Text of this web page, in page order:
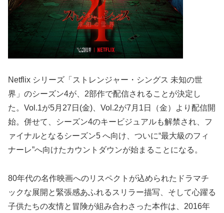
Netflix シリーズ「ストレンジャー・シングス 未知の世
界」のシーズン4が、2部作で配信されることが決定し
た。Vol.1が5月27日(金)、Vol.2が7月1日（金）より配信開
始。併せて、シーズン4のキービジュアルも解禁され、フ
ァイナルとなるシーズン5 へ向け、ついに“最大級のフィ
ナーレ”へ向けたカウントダウンが始まることになる。
80年代の名作映画へのリスペクトが込められたドラマチ
ックな展開と緊張感あふれるスリラー描写、そして心躍る
子供たちの友情と冒険が組み合わさった本作は、2016年